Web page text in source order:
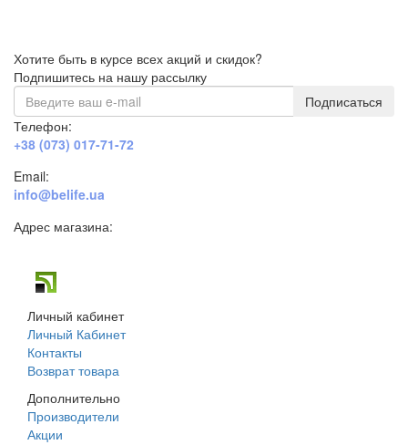
Хотите быть в курсе всех акций и скидок?
Подпишитесь на нашу рассылку
Подписаться
Телефон:
+38 (073) 017-71-72
Email:
info@belife.ua
Адрес магазина:
Личный кабинет
Личный Кабинет
Контакты
Возврат товара
Дополнительно
Производители
Акции